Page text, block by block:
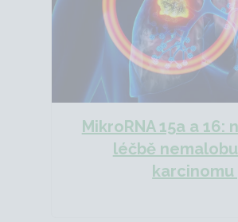
MikroRNA 15a a 16:
léčbě